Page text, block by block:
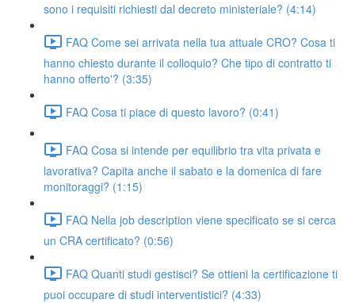
sono i requisiti richiesti dal decreto ministeriale? (4:14)
FAQ Come sei arrivata nella tua attuale CRO? Cosa ti
hanno chiesto durante il colloquio? Che tipo di contratto ti
hanno offerto'? (3:35)
FAQ Cosa ti piace di questo lavoro? (0:41)
FAQ Cosa si intende per equilibrio tra vita privata e
lavorativa? Capita anche il sabato e la domenica di fare
monitoraggi? (1:15)
FAQ Nella job description viene specificato se si cerca
un CRA certificato? (0:56)
FAQ Quanti studi gestisci? Se ottieni la certificazione ti
puoi occupare di studi interventistici? (4:33)